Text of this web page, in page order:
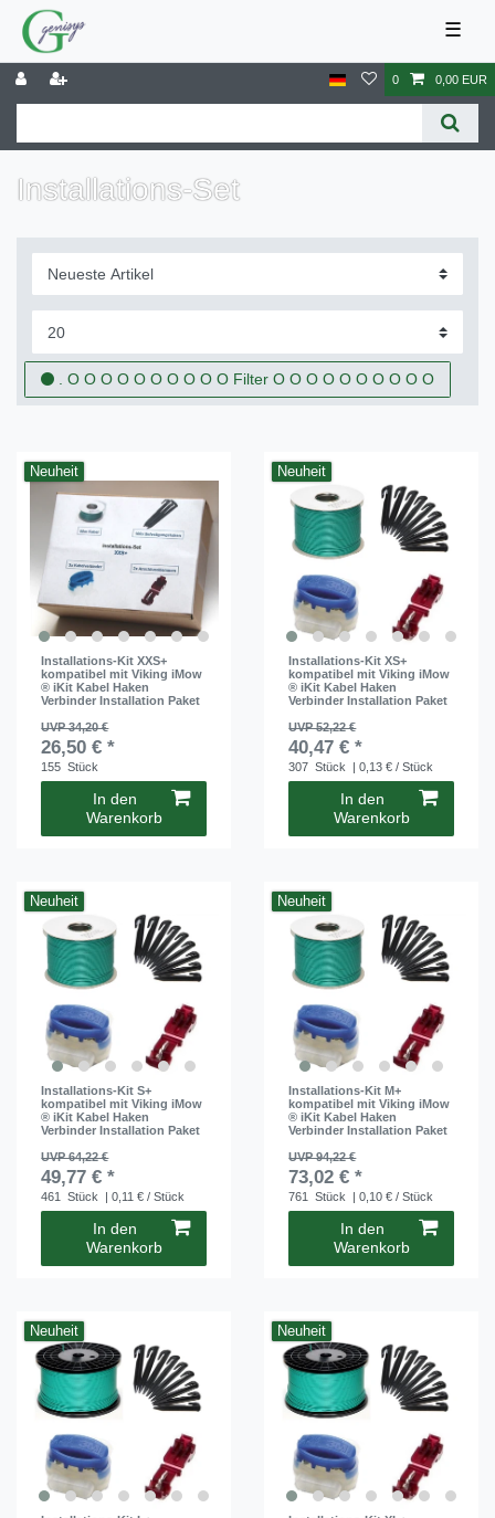
☰
0 0,00 EUR
Installations-Set
. O O O O O O O O O O Filter O O O O O O O O O O
Neuheit
Installations-Kit XXS+
kompatibel mit Viking iMow
® iKit Kabel Haken
Verbinder Installation Paket
UVP 34,20 €
26,50 € *
155 Stück
In den
Warenkorb
Neuheit
Installations-Kit XS+
kompatibel mit Viking iMow
® iKit Kabel Haken
Verbinder Installation Paket
UVP 52,22 €
40,47 € *
307 Stück | 0,13 € / Stück
In den
Warenkorb
Neuheit
Installations-Kit S+
kompatibel mit Viking iMow
® iKit Kabel Haken
Verbinder Installation Paket
UVP 64,22 €
49,77 € *
461 Stück | 0,11 € / Stück
In den
Warenkorb
Neuheit
Installations-Kit M+
kompatibel mit Viking iMow
® iKit Kabel Haken
Verbinder Installation Paket
UVP 94,22 €
73,02 € *
761 Stück | 0,10 € / Stück
In den
Warenkorb
Neuheit Neuheit